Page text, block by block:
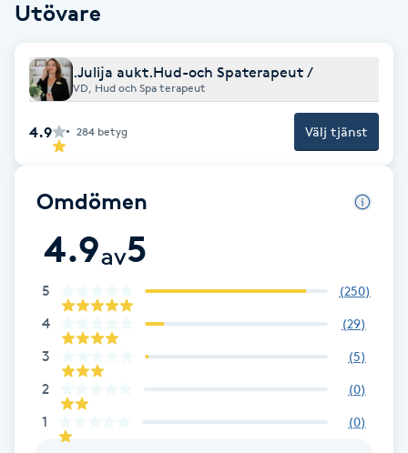
Fotsvamp
Fotvård
Fransborttagning
Fransförlängning Megavolym
Fransförlängning Volym
Fransk manikyr
Utövare
.Julija aukt.Hud-och Spaterapeut /
VD, Hud och Spa terapeut
4.9 284 betyg Välj tjänst
Omdömen
4.9av5
5 (250)
4 (29)
3 (5)
2 (0)
1 (0)